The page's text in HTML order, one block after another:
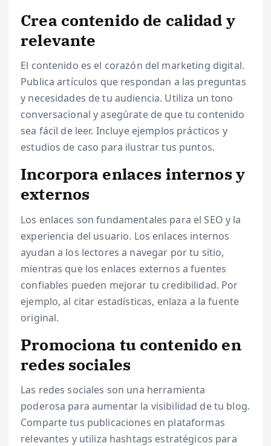
Crea contenido de calidad y
relevante
El contenido es el corazón del marketing digital.
Publica artículos que respondan a las preguntas
y necesidades de tu audiencia. Utiliza un tono
conversacional y asegúrate de que tu contenido
sea fácil de leer. Incluye ejemplos prácticos y
estudios de caso para ilustrar tus puntos.
Incorpora enlaces internos y
externos
Los enlaces son fundamentales para el SEO y la
experiencia del usuario. Los enlaces internos
ayudan a los lectores a navegar por tu sitio,
mientras que los enlaces externos a fuentes
confiables pueden mejorar tu credibilidad. Por
ejemplo, al citar estadísticas, enlaza a la fuente
original.
Promociona tu contenido en
redes sociales
Las redes sociales son una herramienta
poderosa para aumentar la visibilidad de tu blog.
Comparte tus publicaciones en plataformas
relevantes y utiliza hashtags estratégicos para